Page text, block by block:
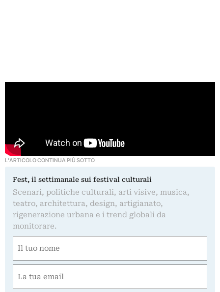
L'ARTICOLO CONTINUA PIÙ SOTTO
Fest, il settimanale sui festival culturali
Scenari, politiche culturali, arti visive, musica,
teatro, architettura, design, artigianato,
rigenerazione urbana e i trend globali da
monitorare.
(Obbligatorio)
Nome
(Obbligatorio)